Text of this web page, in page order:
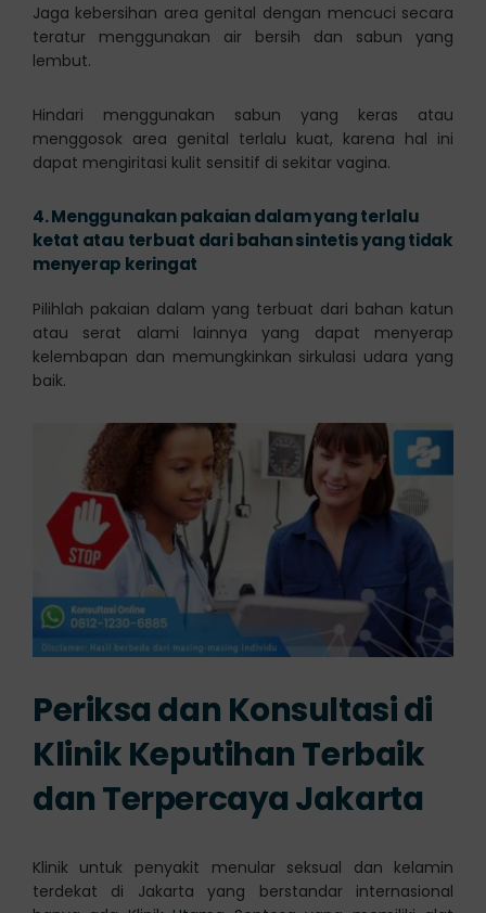
Jaga kebersihan area genital dengan mencuci secara
teratur menggunakan air bersih dan sabun yang
lembut.
Hindari menggunakan sabun yang keras atau
menggosok area genital terlalu kuat, karena hal ini
dapat mengiritasi kulit sensitif di sekitar vagina.
4.Menggunakan pakaian dalam yang terlalu
ketat atau terbuat dari bahan sintetis yang tidak
menyerap keringat
Pilihlah pakaian dalam yang terbuat dari bahan katun
atau serat alami lainnya yang dapat menyerap
kelembapan dan memungkinkan sirkulasi udara yang
baik.
Periksa dan Konsultasi di
Klinik Keputihan Terbaik
dan Terpercaya Jakarta
Klinik untuk penyakit menular seksual dan kelamin
terdekat di Jakarta yang berstandar internasional